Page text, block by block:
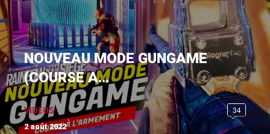
NOUVEAU MODE GUNGAME
(COURSE A...
VIDÉOS 34
2 août 2022